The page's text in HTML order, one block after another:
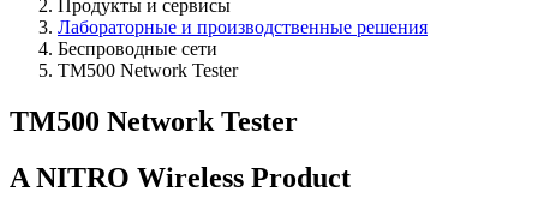
Продукты и сервисы
Лабораторные и производственные решения
Беспроводные сети
TM500 Network Tester
TM500 Network Tester
A NITRO Wireless Product